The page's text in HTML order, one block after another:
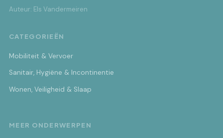
Auteur: Els Vandermeiren
CATEGORIEËN
Mobiliteit & Vervoer
Sanitair, Hygiëne & Incontinentie
Wonen, Veiligheid & Slaap
MEER ONDERWERPEN